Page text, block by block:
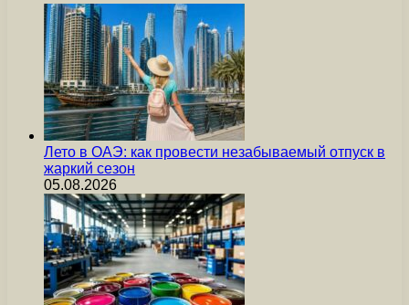
Лето в ОАЭ: как провести незабываемый отпуск в
жаркий сезон
05.08.2026